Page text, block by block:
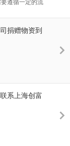
遵循一定的流
捐赠物资到
系上海创富